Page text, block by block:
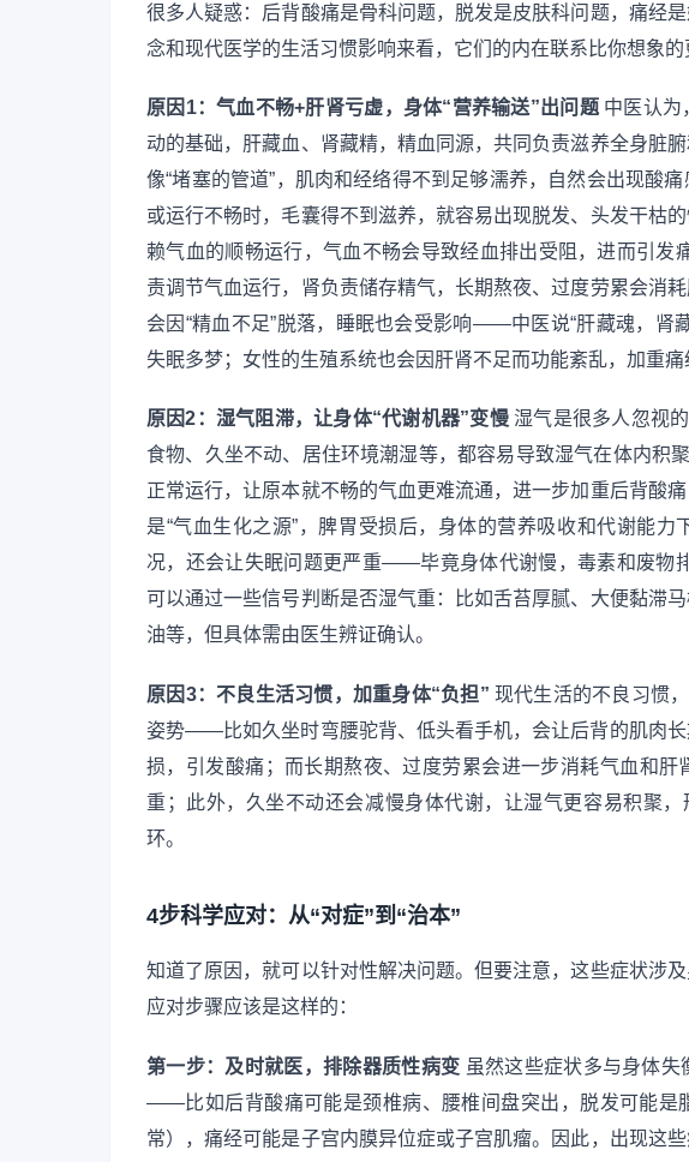
很多人疑惑：后背酸痛是骨科问题，脱发是皮肤科问题，痛经
念和现代医学的生活习惯影响来看，它们的内在联系比你想象的
原因1：气血不畅+肝肾亏虚，身体“营养输送”出问题中医认为
动的基础，肝藏血、肾藏精，精血同源，共同负责滋养全身脏
像“堵塞的管道”，肌肉和经络得不到足够濡养，自然会出现酸
或运行不畅时，毛囊得不到滋养，就容易出现脱发、头发干枯
赖气血的顺畅运行，气血不畅会导致经血排出受阻，进而引发
责调节气血运行，肾负责储存精气，长期熬夜、过度劳累会消
会因“精血不足”脱落，睡眠也会受影响——中医说“肝藏魂，肾
失眠多梦；女性的生殖系统也会因肝肾不足而功能紊乱，加重痛
原因2：湿气阻滞，让身体“代谢机器”变慢湿气是很多人忽视
食物、久坐不动、居住环境潮湿等，都容易导致湿气在体内积
正常运行，让原本就不畅的气血更难流通，进一步加重后背酸
是“气血生化之源”，脾胃受损后，身体的营养吸收和代谢能
况，还会让失眠问题更严重——毕竟身体代谢慢，毒素和废物
可以通过一些信号判断是否湿气重：比如舌苔厚腻、大便黏滞
油等，但具体需由医生辨证确认。
原因3：不良生活习惯，加重身体“负担” 现代生活的不良习惯
姿势——比如久坐时弯腰驼背、低头看手机，会让后背的肌肉
损，引发酸痛；而长期熬夜、过度劳累会进一步消耗气血和
重；此外，久坐不动还会减慢身体代谢，让湿气更容易积聚
环。
4步科学应对：从“对症”到“治本”
知道了原因，就可以针对性解决问题。但要注意，这些症状涉
应对步骤应该是这样的：
第一步：及时就医，排除器质性病变 虽然这些症状多与身体
——比如后背酸痛可能是颈椎病、腰椎间盘突出，脱发可能是
常），痛经可能是子宫内膜异位症或子宫肌瘤。因此，出现这